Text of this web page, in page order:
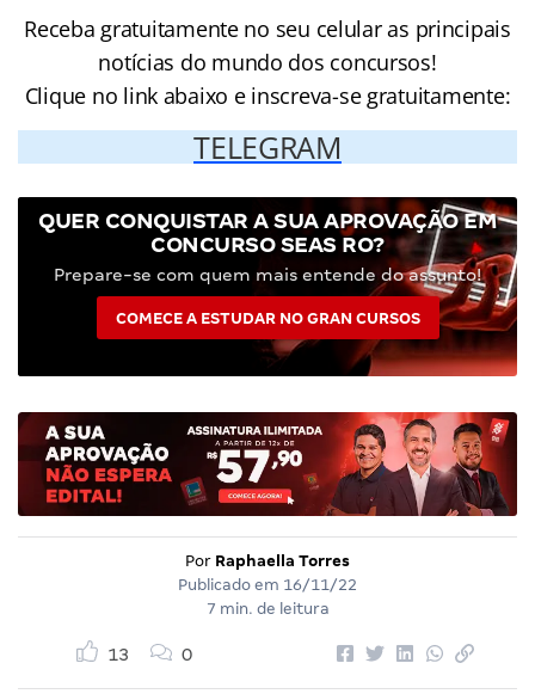
Receba gratuitamente no seu celular as principais
notícias do mundo dos concursos!
Clique no link abaixo e inscreva-se gratuitamente:
TELEGRAM
QUER CONQUISTAR A SUA APROVAÇÃO EM
CONCURSO SEAS RO?
Prepare-se com quem mais entende do assunto!
COMECE A ESTUDAR NO GRAN CURSOS
Por Raphaella Torres
Publicado em 16/11/22
7 min. de leitura
13 0